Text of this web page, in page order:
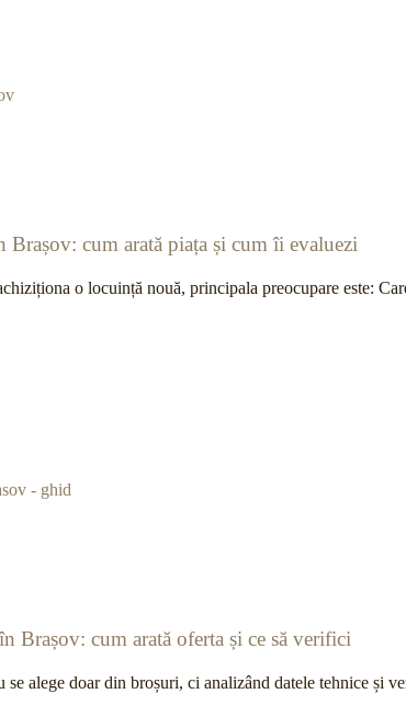
cum arată piața și cum îi evaluezi
o locuință nouă, principala preocupare este:
Brașov: cum arată oferta și ce să verifici
se alege doar din broșuri, ci analizând datele tehnice și